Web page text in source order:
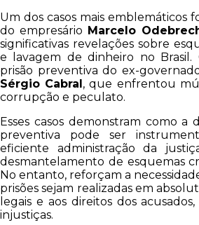
Um dos casos mais emblemáticos
do empresário Marcelo
significativas revelações sobre
e lavagem de dinheiro no
prisão preventiva do ex-
Sérgio Cabral, que enfrentou
corrupção e peculato.
Esses casos demonstram como a
preventiva pode ser
eficiente administração da
desmantelamento de esquemas
No entanto, reforçam a
prisões sejam realizadas em
legais e aos direitos dos
injustiças.